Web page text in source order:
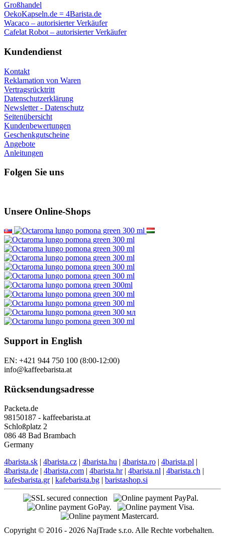
Großhandel
OekoKapseln.de = 4Barista.de
Wacaco – autorisierter Verkäufer
Cafelat Robot – autorisierter Verkäufer
Kundendienst
Kontakt
Reklamation von Waren
Vertragsrücktritt
Datenschutzerklärung
Newsletter - Datenschutz
Seitenübersicht
Kundenbewertungen
Geschenkgutscheine
Angebote
Anleitungen
Folgen Sie uns
Unsere Online-Shops
Support in English
EN: +421 944 750 100 (8:00-12:00)
info@kaffeebarista.at
Rücksendungsadresse
Packeta.de
98150187 - kaffeebarista.at
Schloßplatz 2
086 48 Bad Brambach
Germany
4barista.sk | 4barista.cz | 4barista.hu | 4barista.ro | 4barista.pl |
4barista.de | 4barista.com | 4barista.hr| 4barista.nl | 4barista.ch |
kafesbarista.gr| kafebarista.bg | baristashop.si
Copyright © 2016 - 2026 NajTrade s.r.o. Alle Rechte vorbehalten.